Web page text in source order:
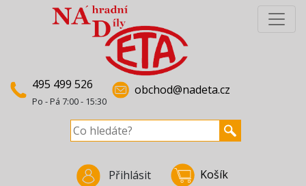
495 499 526
Po - Pá 7:00 - 15:30
obchod@nadeta.cz
Přihlásit Košík